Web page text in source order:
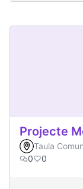
Projecte
Taula
0
0